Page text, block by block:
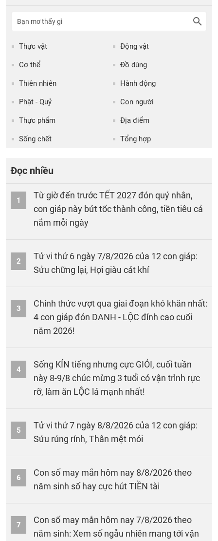
Thực vật Động vật
Cơ thể Đồ dùng
Thiên nhiên Hành động
Phật - Quỷ Con người
Thực phẩm Địa điểm
Sống chết Tổng hợp
Đọc nhiều
1
Từ giờ đến trước TẾT 2027 đón quý nhân,
con giáp này bứt tốc thành công, tiền tiêu cả
nắm mỗi ngày
2
Tử vi thứ 6 ngày 7/8/2026 của 12 con giáp:
Sửu chững lại, Hợi giàu cát khí
3
Chính thức vượt qua giai đoạn khó khăn nhất:
4 con giáp đón DANH - LỘC đỉnh cao cuối
năm 2026!
4
Sống KÍN tiếng nhưng cực GIỎI, cuối tuần
này 8-9/8 chúc mừng 3 tuổi có vận trình rực
rỡ, làm ăn LỘC lá mạnh nhất!
5
Tử vi thứ 7 ngày 8/8/2026 của 12 con giáp:
Sửu rủng rỉnh, Thân mệt mỏi
6
Con số may mắn hôm nay 8/8/2026 theo
năm sinh số hay cực hút TIỀN tài
7
Con số may mắn hôm nay 7/8/2026 theo
năm sinh: Xem số ngẫu nhiên mang tới vận